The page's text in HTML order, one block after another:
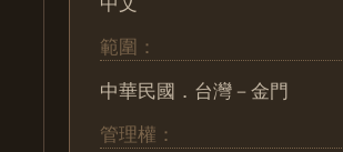
範圍：
中華民國．台灣－金門
管理權：